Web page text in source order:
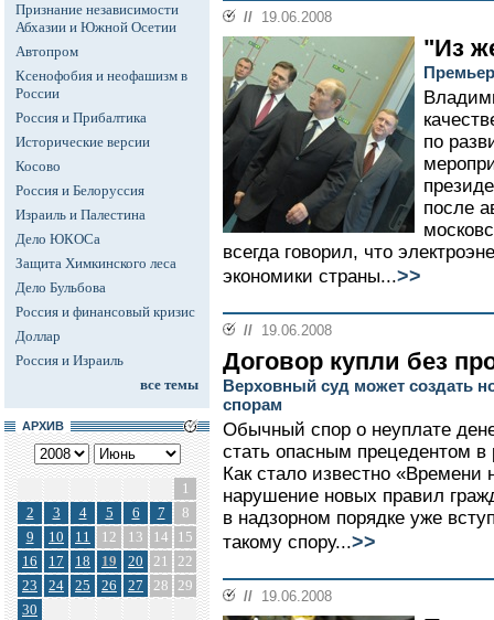
Признание независимости
Абхазии и Южной Осетии
Автопром
Ксенофобия и неофашизм в
России
Россия и Прибалтика
Исторические версии
Косово
Россия и Белоруссия
Израиль и Палестина
Дело ЮКОСа
Защита Химкинского леса
Дело Бульбова
Россия и финансовый кризис
Доллар
Россия и Израиль
все темы
АРХИВ
1
2
3 4 5 6 7
8
9
10 11 12 13 14
15
16
17 18 19 20 21
22
23
24 25 26 27 28 29
30
// 19.06.2008
"Из
по
после
всегда говорил, что
экономики страны...>>
// 19.06.2008
Договор купли без
Верховный суд может создать
спорам
Обычный спор о неуплате
стать опасным прецедентом в
Как стало известно
нарушение новых правил
в надзорном порядке уже
такому спору...>>
// 19.06.2008